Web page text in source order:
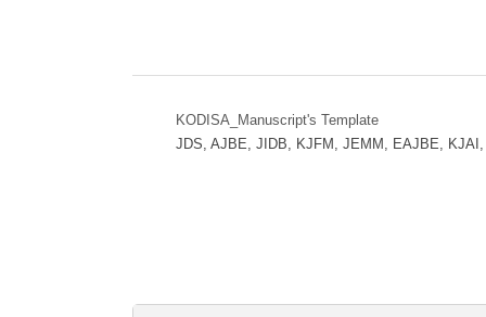
KODISA_Manuscript's Template
JDS, AJBE, JIDB, KJFM, JEMM, EAJBE,